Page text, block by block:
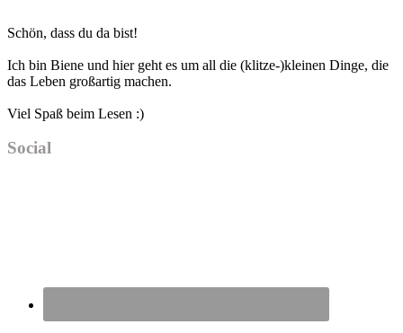
Sidebar
Schön, dass du da bist!
Ich bin Biene und hier geht es um all die (klitze-)kleinen Dinge, die
das Leben großartig machen.
Viel Spaß beim Lesen :)
Social